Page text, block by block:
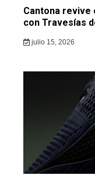
Cantona revive
con Travesías
julio 15, 2026